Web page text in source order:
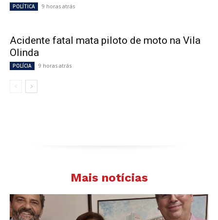
POLÍTICA 9 horas atrás
Acidente fatal mata piloto de moto na Vila
Olinda
POLÍCIA 9 horas atrás
Mais notícias